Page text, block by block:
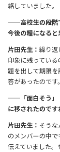
絡していました。
——高校生の段階
今後の糧になると
片田先生：繰り返
印象に残ってい
題を出して期限
答があったのです。
——「面白そう」
に移されたのです
片田先生： そう
のメンバーの中
伝えていました